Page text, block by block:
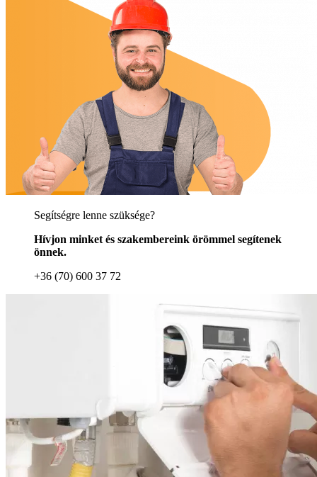
Segítségre lenne szüksége?
Hívjon minket és szakembereink örömmel segítenek
önnek.
+36 (70) 600 37 72